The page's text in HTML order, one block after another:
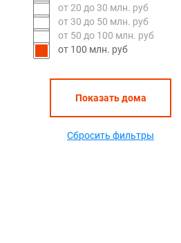
oт 20 до 30 млн. руб
oт 30 до 50 млн. руб
oт 50 до 100 млн. руб
от 100 млн. руб
Показать дома
Сбросить фильтры